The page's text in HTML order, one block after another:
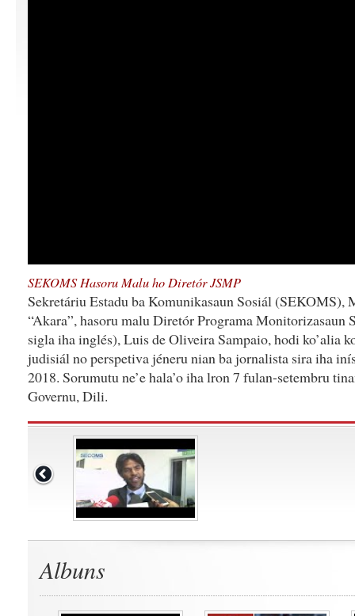
SEKOMS Hasoru Malu ho Diretór JSMP
Sekretáriu Estadu ba Komunikasaun Sosiál (SEKOMS),
“Akara”, hasoru malu Diretór Programa Monitorizasaun
sigla iha inglés), Luis de Oliveira Sampaio, hodi ko’alia
judisiál no perspetiva jéneru nian ba jornalista sira iha
2018. Sorumutu ne’e hala’o iha lron 7 fulan-setembru
Governu, Dili.
Albuns